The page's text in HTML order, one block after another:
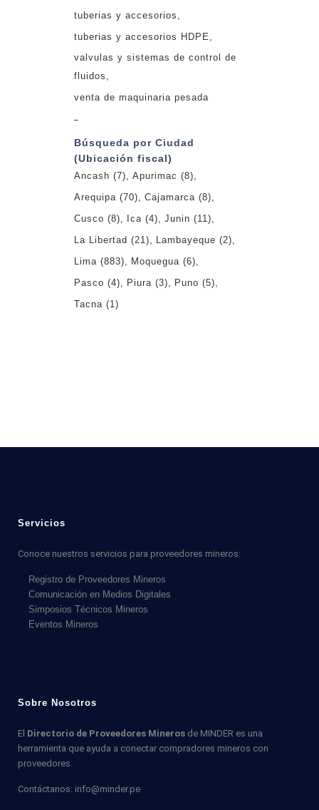
tuberias y accesorios
tuberias y accesorios HDPE
valvulas y sistemas de control de
fluidos
venta de maquinaria pesada
Búsqueda por Ciudad
(Ubicación fiscal)
Ancash (7) Apurimac (8)
Arequipa (70) Cajamarca (8)
Cusco (8) Ica (4) Junin (11)
La Libertad (21) Lambayeque (2)
Lima (883) Moquegua (6)
Pasco (4) Piura (3) Puno (5)
Tacna (1)
Servicios
Conoce nuestros servicios para proveedores mineros:
Registro de Proveedores Mineros
Comunicación en Medios Digitales
Simposios Técnicos Mineros
Eventos Mineros
Sobre Nosotros
El Directorio de Proveedores Mineros de MINDER es una
herramienta que ayuda a conectar compradores mineros con
proveedores.
Contáctanos: info@minder.pe